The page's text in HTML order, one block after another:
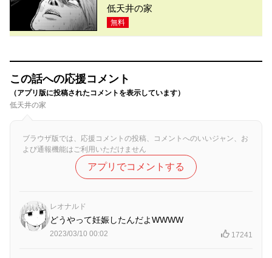
低天井の家
無料
この話への応援コメント
（アプリ版に投稿されたコメントを表示しています）
低天井の家
ブラウザ版では、応援コメントの投稿、コメントへのいいジャン、お
よび通報機能はご利用いただけません
アプリでコメントする
レオナルド
どうやって妊娠したんだよWWWW
2023/03/10 00:02 17241